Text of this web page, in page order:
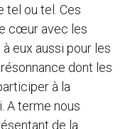
tel ou tel. Ces
cœur avec les
eux aussi pour les
dont les
à la
A terme nous
de la